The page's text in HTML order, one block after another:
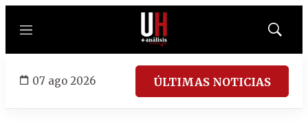
Menú
Mostrar
07 ago 2026 ÚLTIMAS NOTICIAS